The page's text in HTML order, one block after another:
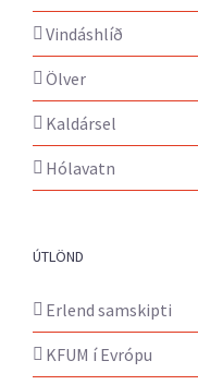
Vindáshlíð
Ölver
Kaldársel
Hólavatn
ÚTLÖND
Erlend samskipti
KFUM í Evrópu